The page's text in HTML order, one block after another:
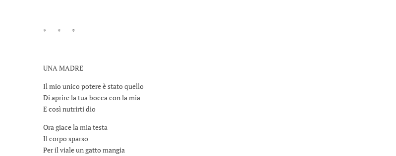
* * *
UNA MADRE
Il mio unico potere è stato quello
Di aprire la tua bocca con la mia
E così nutrirti dio
Ora giace la mia testa
Il corpo sparso
Per il viale un gatto mangia